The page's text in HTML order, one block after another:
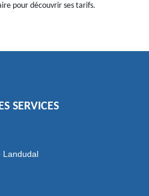
pour découvrir ses tarifs.
SERVICES
Landudal